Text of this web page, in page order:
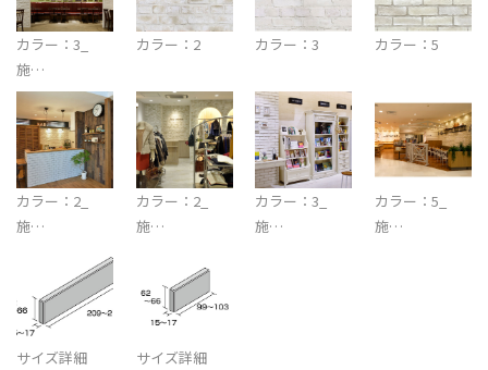
カラー：3_
施…
カラー：2 カラー：3 カラー：5
カラー：2_
施…
カラー：2_
施…
カラー：3_
施…
カラー：5_
施…
サイズ詳細
サイズ詳細